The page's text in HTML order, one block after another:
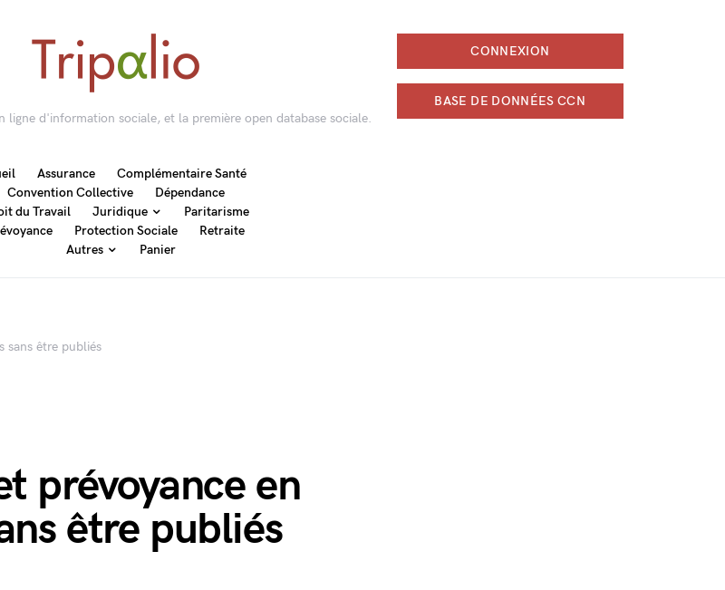
ligne d'information sociale, et la première open database sociale.
CONNEXION
BASE DE DONNÉES CCN
Assurance
Complémentaire Santé
Convention Collective
Dépendance
du Travail
Juridique
Paritarisme
Protection Sociale
Retraite
Autres
Panier
sans être publiés
prévoyance en
être publiés